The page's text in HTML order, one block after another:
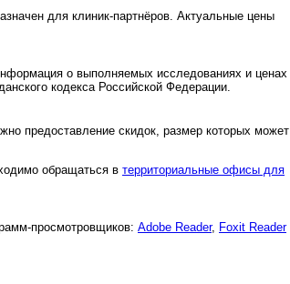
для клиник-партнёров. Актуальные цены
о выполняемых исследованиях и ценах
кодекса Российской Федерации.
предоставление скидок, размер которых может
обращаться в территориальные офисы для
просмотровщиков: Adobe Reader, Foxit Reader